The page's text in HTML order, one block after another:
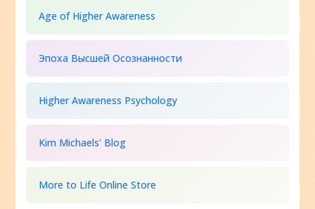
Age of Higher Awareness
Эпоха Высшей Осознанности
Higher Awareness Psychology
Kim Michaels' Blog
More to Life Online Store